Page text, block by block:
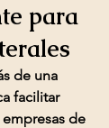
para
de una
facilitar
de